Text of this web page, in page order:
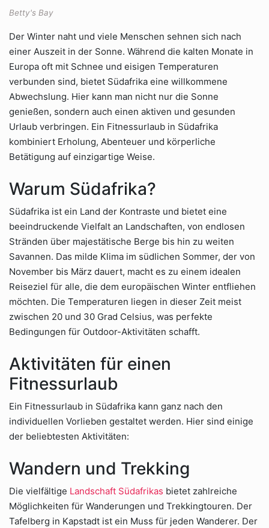
Betty's Bay
Der Winter naht und viele Menschen sehnen sich nach
einer Auszeit in der Sonne. Während die kalten Monate in
Europa oft mit Schnee und eisigen Temperaturen
verbunden sind, bietet Südafrika eine willkommene
Abwechslung. Hier kann man nicht nur die Sonne
genießen, sondern auch einen aktiven und gesunden
Urlaub verbringen. Ein Fitnessurlaub in Südafrika
kombiniert Erholung, Abenteuer und körperliche
Betätigung auf einzigartige Weise.
Warum Südafrika?
Südafrika ist ein Land der Kontraste und bietet eine
beeindruckende Vielfalt an Landschaften, von endlosen
Stränden über majestätische Berge bis hin zu weiten
Savannen. Das milde Klima im südlichen Sommer, der von
November bis März dauert, macht es zu einem idealen
Reiseziel für alle, die dem europäischen Winter entfliehen
möchten. Die Temperaturen liegen in dieser Zeit meist
zwischen 20 und 30 Grad Celsius, was perfekte
Bedingungen für Outdoor-Aktivitäten schafft.
Aktivitäten für einen
Fitnessurlaub
Ein Fitnessurlaub in Südafrika kann ganz nach den
individuellen Vorlieben gestaltet werden. Hier sind einige
der beliebtesten Aktivitäten:
Wandern und Trekking
Die vielfältige Landschaft Südafrikas bietet zahlreiche
Möglichkeiten für Wanderungen und Trekkingtouren. Der
Tafelberg in Kapstadt ist ein Muss für jeden Wanderer. Der